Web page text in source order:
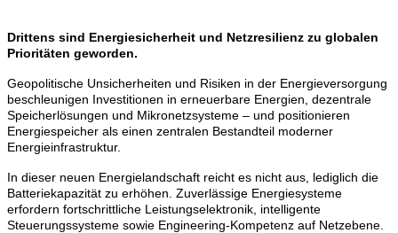
Drittens sind Energiesicherheit und Netzresilienz zu globalen
Prioritäten geworden.
Geopolitische Unsicherheiten und Risiken in der Energieversorgung
beschleunigen Investitionen in erneuerbare Energien, dezentrale
Speicherlösungen und Mikronetzsysteme – und positionieren
Energiespeicher als einen zentralen Bestandteil moderner
Energieinfrastruktur.
In dieser neuen Energielandschaft reicht es nicht aus, lediglich die
Batteriekapazität zu erhöhen. Zuverlässige Energiesysteme
erfordern fortschrittliche Leistungselektronik, intelligente
Steuerungssysteme sowie Engineering-Kompetenz auf Netzebene.